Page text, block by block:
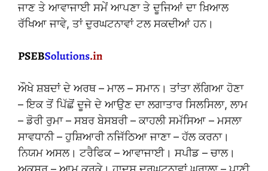
ਜਾਣ ਤੇ ਆਵਾਜਾਈ ਸਮੇਂ ਆਪਣਾ ਤੇ ਦੂਜਿਆਂ ਦਾ ਖ਼ਿਆਲ
ਰੱਖਿਆ ਜਾਵੇ, ਤਾਂ ਦੁਰਘਟਨਾਵਾਂ ਟਲ ਸਕਦੀਆਂ ਹਨ।
ਔਖੇ ਸ਼ਬਦਾਂ ਦੇ ਅਰਥ – ਮਾਲ – ਸਮਾਨ। ਤਾਂਤਾ ਲੱਗਿਆ ਹੋਣਾ
– ਇਕ ਤੋਂ ਪਿੱਛੋਂ ਦੂਜੇ ਦੇ ਆਉਣ ਦਾ ਲਗਾਤਾਰ ਸਿਲਸਿਲਾ, ਲਾਮ
– ਡੋਰੀ ਰੁਮਾ – ਸਬਰ ਬੇਸਬਰੀ – ਕਾਹਲੀ ਸਮੱਸਿਆ – ਮਸਲਾ
ਸਾਵਧਾਨੀ – ਹੁਸ਼ਿਆਰੀ ਨਜਿੱਠਿਆ ਜਾਣਾ – ਹੱਲ ਕਰਨਾ।
ਨਿਯਮ ਅਸਲ। ਟਰੈਫਿਕ – ਆਵਾਜਾਈ। ਸਪੀਡ – ਚਾਲ।